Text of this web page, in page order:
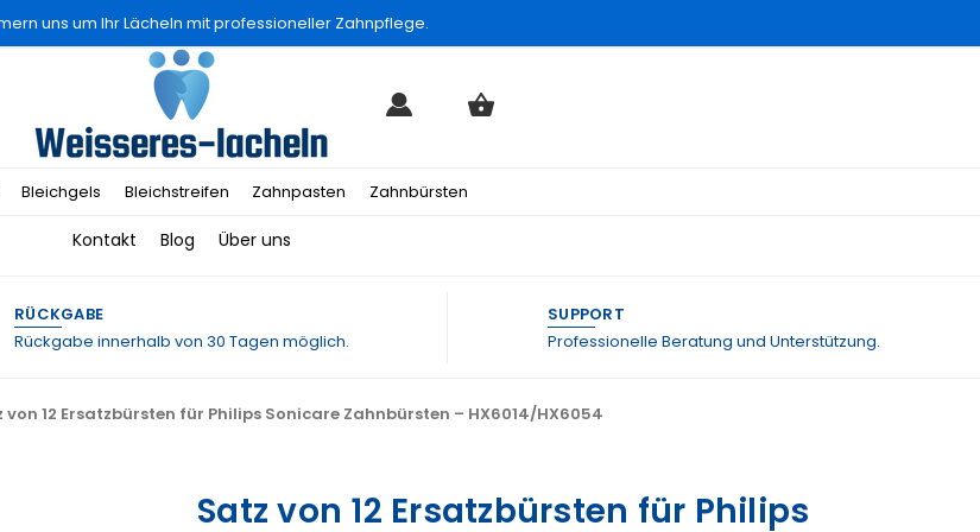
uns um Ihr Lächeln mit professioneller Zahnpflege.
Bleichgels Bleichstreifen Zahnpasten Zahnbürsten
Kontakt Blog Über uns
RÜCKGABE
Rückgabe innerhalb von 30 Tagen möglich.
SUPPORT
Professionelle Beratung und Unterstützung.
von 12 Ersatzbürsten für Philips Sonicare Zahnbürsten – HX6014/HX6054
Satz von 12 Ersatzbürsten für Philips